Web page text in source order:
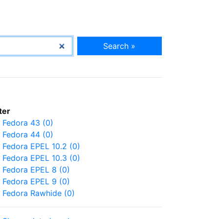
Search »
Fedora 43 (0)
Fedora 44 (0)
Fedora EPEL 10.2 (0)
Fedora EPEL 10.3 (0)
Fedora EPEL 8 (0)
Fedora EPEL 9 (0)
Fedora Rawhide (0)